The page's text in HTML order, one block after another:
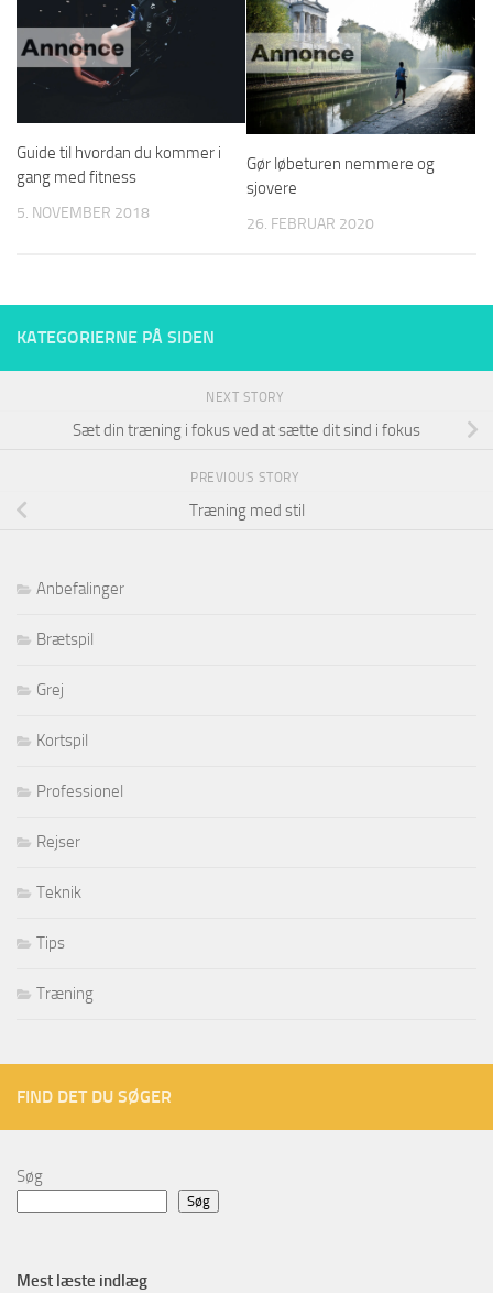
Guide til hvordan du kommer i
gang med fitness
5. NOVEMBER 2018
Gør løbeturen nemmere og
sjovere
26. FEBRUAR 2020
KATEGORIERNE PÅ SIDEN
NEXT STORY
Sæt din træning i fokus ved at sætte dit sind i fokus
PREVIOUS STORY
Træning med stil
Anbefalinger
Brætspil
Grej
Kortspil
Professionel
Rejser
Teknik
Tips
Træning
FIND DET DU SØGER
Søg
Søg
Mest læste indlæg